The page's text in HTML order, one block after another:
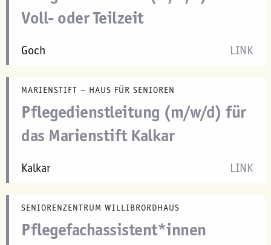
Voll- oder Teilzeit
Goch LINK
MARIENSTIFT – HAUS FÜR SENIOREN
Pflegedienstleitung (m/w/d) für
das Marienstift Kalkar
Kalkar LINK
SENIORENZENTRUM WILLIBRORDHAUS
Pflegefachassistent*innen